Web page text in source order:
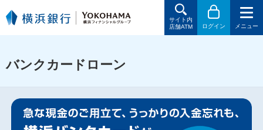
サイト内
店舗ATM
ログイン メニュー
バンクカードローン